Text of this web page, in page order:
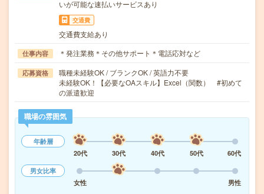
いが可能な速払いサービスあり
交通費
交通費支給あり
仕事内容 ＊発注業務＊その他サポート＊電話応対など
応募資格
職種未経験OK / ブランクOK / 英語力不要
未経験OK！【必要なOAスキル】Excel（関数） #初めて
の派遣歓迎
職場の雰囲気
年齢層
20代
30代 40代 50代
60代
男女比率
女性
男性